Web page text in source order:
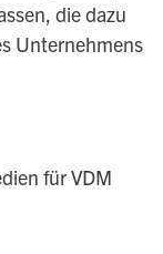
die dazu
Unternehmens
für VDM